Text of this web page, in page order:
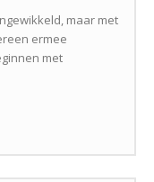
maar met
ermee
met